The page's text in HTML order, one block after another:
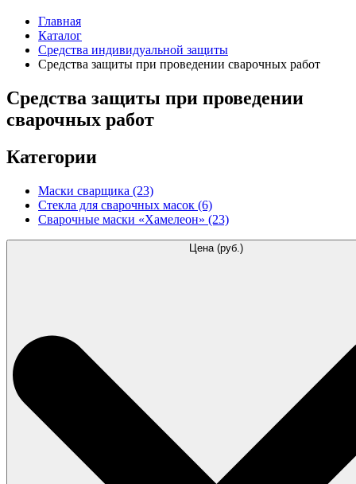
Главная
Каталог
Средства индивидуальной защиты
Средства защиты при проведении сварочных работ
Средства защиты при проведении
сварочных работ
Категории
Маски сварщика (23)
Стекла для сварочных масок (6)
Сварочные маски «Хамелеон» (23)
Цена (руб.)